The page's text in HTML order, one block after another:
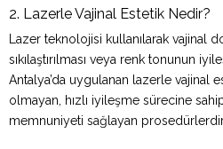
2. Lazerle Vajinal Estetik Nedir?
Lazer teknolojisi kullanılarak vajinal
sıkılaştırılması veya renk tonunun
Antalya’da uygulanan lazerle vajinal
olmayan, hızlı iyileşme sürecine
memnuniyeti sağlayan